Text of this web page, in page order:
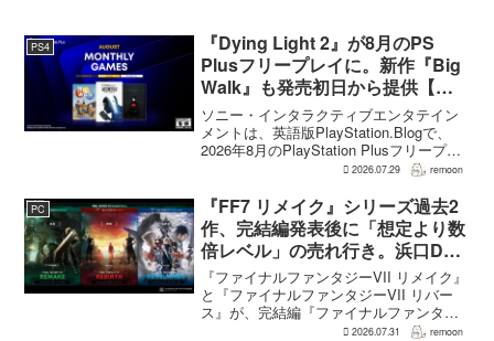
PS4
『Dying Light 2』が8月のPS
Plusフリープレイに。新作『Big
Walk』も発売初日から提供【海
外発表】
ソニー・インタラクティブエンタテイン
メントは、英語版PlayStation.Blogで、
2026年8月のPlayStation Plusフリープレ
イとして『Dying Light 2 Stay Human:
2026.07.29 remoon
PC
『FF7 リメイク』シリーズ過去2
作、完結編発表後に「想定より数
倍レベル」の売れ行き。浜口Dが
明かす
『ファイナルファンタジーVII リメイク』
と『ファイナルファンタジーVII リバー
ス』が、完結編『ファイナルファンタジ
ーVII リベレーション』の発表後、「我々
2026.07.31 remoon